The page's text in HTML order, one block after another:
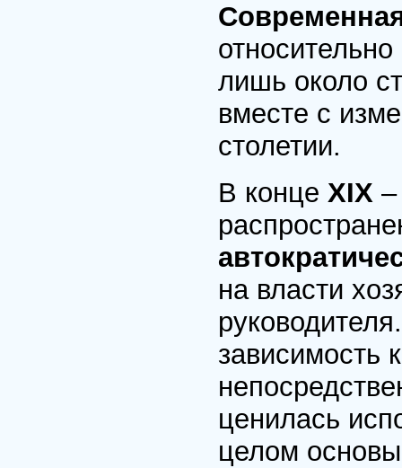
лишь около
вместе с
столетии.
В конце XIX
на власти
зависимость
ценилась
целом